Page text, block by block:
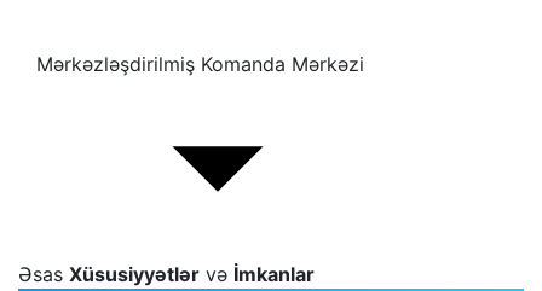
Mərkəzləşdirilmiş Komanda Mərkəzi
Əsas Xüsusiyyətlər və İmkanlar